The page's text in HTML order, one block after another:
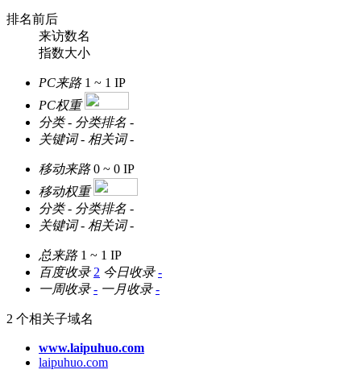
排名前后
来访数名
指数大小
PC来路 1 ~ 1 IP
PC权重
分类 - 分类排名 -
关键词 - 相关词 -
移动来路 0 ~ 0 IP
移动权重
分类 - 分类排名 -
关键词 - 相关词 -
总来路 1 ~ 1 IP
百度收录 2 今日收录 -
一周收录 - 一月收录 -
2 个相关子域名
www.laipuhuo.com
laipuhuo.com